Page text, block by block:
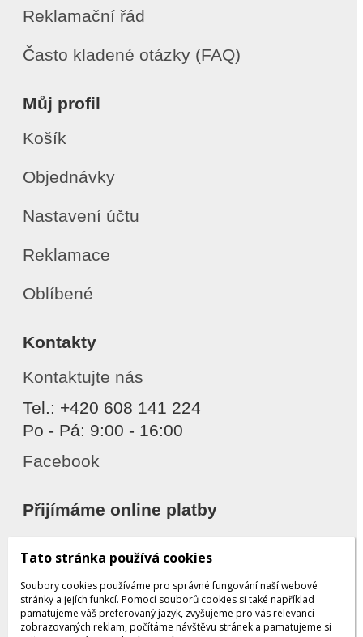
Reklamační řád
Často kladené otázky (FAQ)
Můj profil
Košík
Objednávky
Nastavení účtu
Reklamace
Oblíbené
Kontakty
Kontaktujte nás
Tel.: +420 608 141 224
Po - Pá: 9:00 - 16:00
Facebook
Přijímáme online platby
Tato stránka používá cookies
Soubory cookies používáme pro správné fungování naší webové
stránky a jejích funkcí. Pomocí souborů cookies si také například
pamatujeme váš preferovaný jazyk, zvyšujeme pro vás relevanci
zobrazovaných reklam, počítáme návštěvu stránek a pamatujeme si